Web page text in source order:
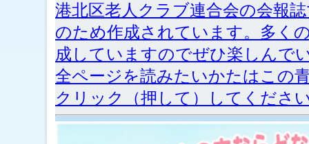
港北区老人クラブ連合会の会報
のため作成されています。 多く
成していますのでぜひ楽しんで
全ページを読みたいかたはこの
クリック（押して）してくださ